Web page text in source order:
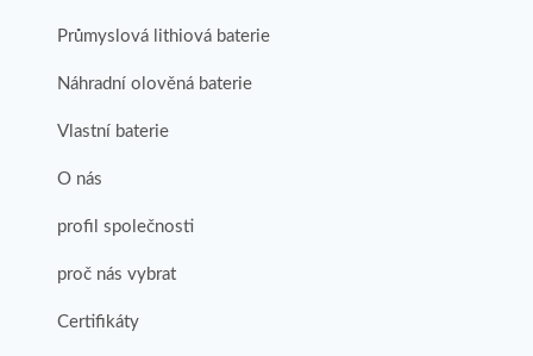
Průmyslová lithiová baterie
Náhradní olověná baterie
Vlastní baterie
O nás
profil společnosti
proč nás vybrat
Certifikáty